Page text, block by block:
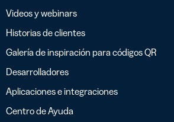
Videos y webinars
Historias de clientes
Galería de inspiración para códigos QR
Desarrolladores
Aplicaciones e integraciones
Centro de Ayuda